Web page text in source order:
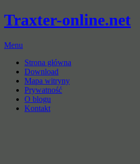
Traxter-online.net
Menu
Strona główna
Download
Mapa witryny
Prywatność
O blogu
Kontakt